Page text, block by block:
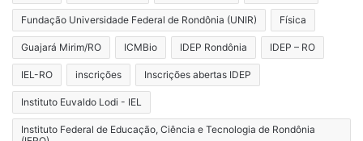
Fundação Universidade Federal de Rondônia (UNIR) Física
Guajará Mirim/RO ICMBio IDEP Rondônia IDEP – RO
IEL-RO inscrições Inscrições abertas IDEP
Instituto Euvaldo Lodi - IEL
Instituto Federal de Educação, Ciência e Tecnologia de Rondônia